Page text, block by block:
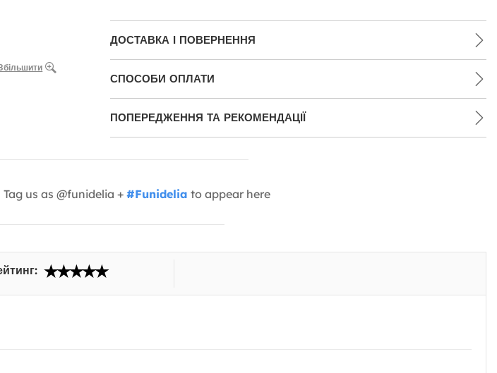
ДОСТАВКА І ПОВЕРНЕННЯ
СПОСОБИ ОПЛАТИ
ПОПЕРЕДЖЕННЯ ТА РЕКОМЕНДАЦІЇ
Tag us as @funidelia + #Funidelia to appear here